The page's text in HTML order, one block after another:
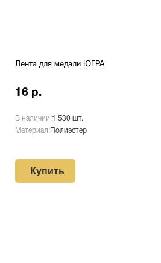
Лента для медали ЮГРА
16 р.
В наличии:1 530 шт.
Материал: Полиэстер
Купить